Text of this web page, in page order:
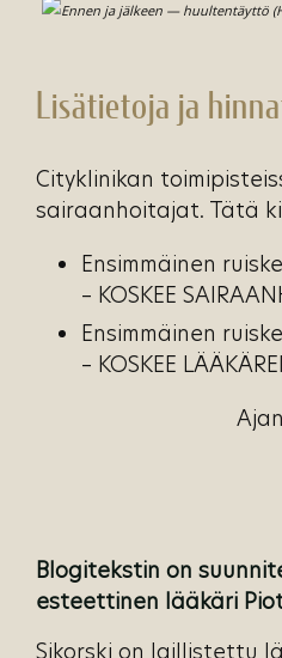
Lisätietoja ja
Cityklinikan
sairaanhoitajat. Tätä
Ensimmäinen
– KOSKEE
Ensimmäinen
– KOSKEE
Blogitekstin on
esteettinen lääkäri
Sikorski on laillistettu